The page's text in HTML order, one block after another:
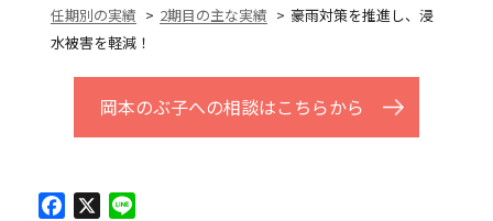
任期別の実績
2期目の主な実績
豪雨対策を推進し、浸
水被害を軽減！
岡本のぶ子への相談はこちらから
Facebook